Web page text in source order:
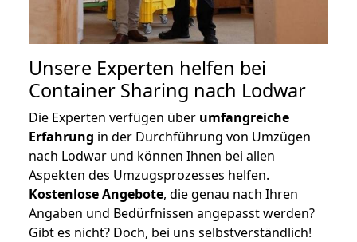
Unsere Experten helfen bei
Container Sharing nach Lodwar
Die Experten verfügen über umfangreiche
Erfahrung in der Durchführung von Umzügen
nach Lodwar und können Ihnen bei allen
Aspekten des Umzugsprozesses helfen.
Kostenlose Angebote, die genau nach Ihren
Angaben und Bedürfnissen angepasst werden?
Gibt es nicht? Doch, bei uns selbstverständlich!